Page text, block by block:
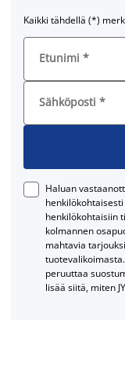
Kaikki tähdellä (*)
Etunimi *
Sähköposti *
Haluan
henkilökohtaisiin
kolmannen
mahtavia
tuotevalikoimasta.
peruuttaa
lisää siitä, miten